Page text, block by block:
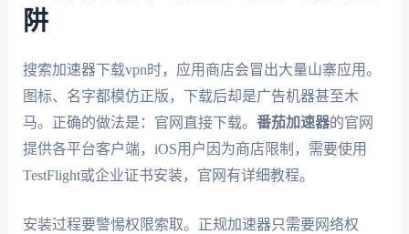
阱
搜索加速器下载vpn时，应用商店会冒出大量山寨应用。
图标、名字都模仿正版，下载后却是广告机器甚至木
马。正确的做法是：官网直接下载。 番茄加速器的官网
提供各平台客户端，iOS用户因为商店限制，需要使用
TestFlight或企业证书安装，官网有详细教程。
安装过程要警惕权限索取。正规加速器只需要网络权